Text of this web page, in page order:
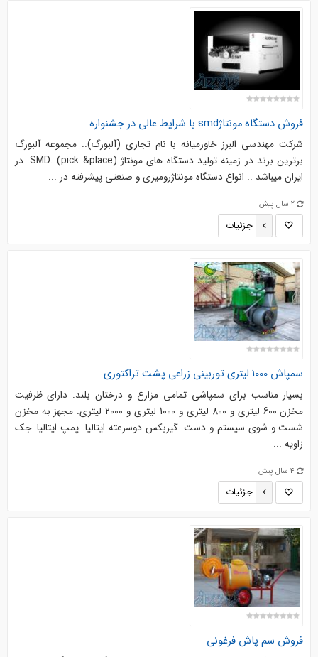
فروش دستگاه مونتاژsmd با شرایط عالی در جشنواره
شرکت مهندسی البرز خاورمیانه با نام تجاری (آلبورگ).. مجموعه آلبورگ
برترین برند در زمینه تولید دستگاه های مونتاژ SMD. (pick &place). در
ایران میباشد .. انواع دستگاه مونتاژرومیزی و صنعتی پیشرفته در ...
2 سال پیش
جزئیات
سمپاش 1000 لیتری توربینی زراعی پشت تراکتوری
بسیار مناسب برای سمپاشی تمامی مزارع و درختان بلند. دارای ظرفیت
مخزن 600 لیتری و 800 لیتری و 1000 لیتری و 2000 لیتری. مجهز به مخزن
شست و شوی سیستم و دست. گیربکس دوسرعته ایتالیا. پمپ ایتالیا. جک
زاویه ...
4 سال پیش
جزئیات
فروش سم پاش فرغونی